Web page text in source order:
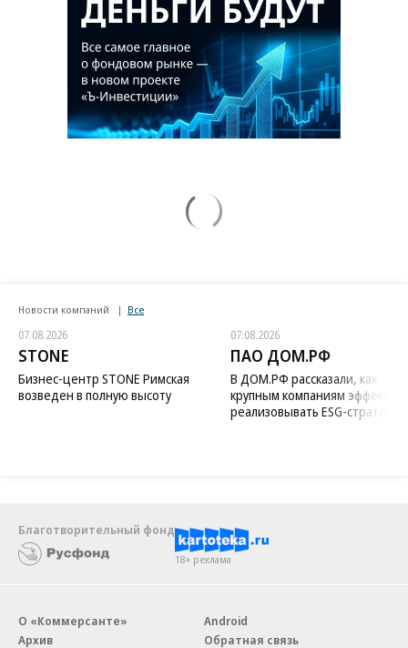
Новости компаний Все
07.08.2026
STONE
Бизнес-центр STONE Римская
возведен в полную высоту
07.08.2026
ПАО ДОМ.РФ
В ДОМ.РФ рассказали, как
крупным компаниям
реализовывать ESG-стратегию
Благотворительный фонд
18+ реклама
О «Коммерсанте»
Архив
Android
Обратная связь